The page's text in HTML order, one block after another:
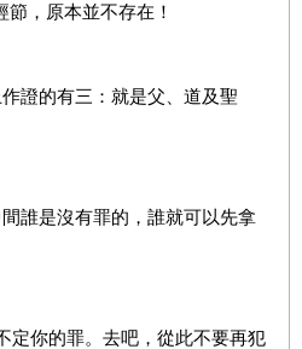
，原本並不存在！
證的有三：就是父、道及聖
誰是沒有罪的，誰就可以先拿
定你的罪。去吧，從此不要再犯